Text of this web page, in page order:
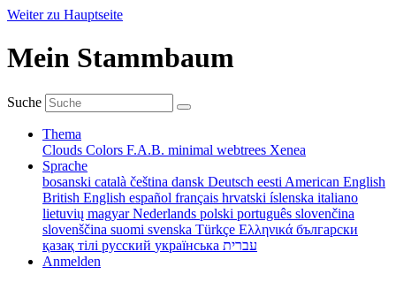
Weiter zu Hauptseite
Mein Stammbaum
Suche
Thema
Clouds Colors F.A.B. minimal webtrees Xenea
Sprache
bosanski català čeština dansk Deutsch eesti American English
British English español français hrvatski íslenska italiano
lietuvių magyarNederlands polski português slovenčina
slovenščina suomi svenska Türkçe Ελληνικά български
қазақ тілі русский українська עברית
Anmelden